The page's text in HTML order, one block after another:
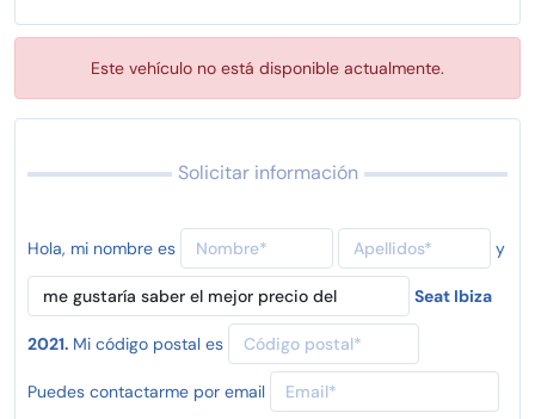
Este vehículo no está disponible actualmente.
Solicitar información
Hola, mi nombre es y
Seat Ibiza
2021. Mi código postal es
Puedes contactarme por email